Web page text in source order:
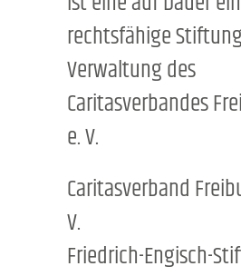
rechtsfähige
Verwaltung des
Caritasverbandes
e. V.
Caritasverband
V.
Friedrich-Engisch-